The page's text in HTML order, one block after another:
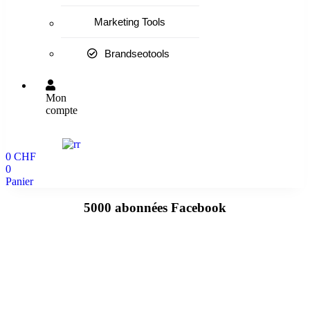
Marketing Tools
Brandseotools
Mon
compte
0 CHF
0
Panier
5000 abonnées Facebook